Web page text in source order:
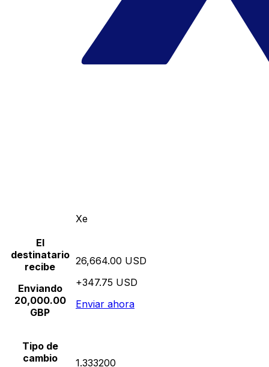
Xe
El
destinatario
recibe
Enviando
20,000.00
GBP
26,664.00 USD
+347.75 USD
Enviar ahora
Tipo de
cambio
1.333200